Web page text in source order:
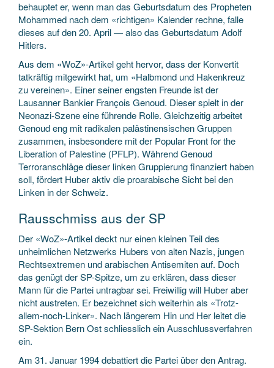
behauptet er, wenn man das Geburtsdatum des Propheten
Mohammed nach dem «richtigen» Kalender rechne, falle
dieses auf den 20. April — also das Geburtsdatum Adolf
Hitlers.
Aus dem «WoZ»-Artikel geht hervor, dass der Konvertit
tatkräftig mitgewirkt hat, um «Halbmond und Hakenkreuz
zu vereinen». Einer seiner engsten Freunde ist der
Lausanner Bankier François Genoud. Dieser spielt in der
Neonazi-Szene eine führende Rolle. Gleichzeitig arbeitet
Genoud eng mit radikalen palästinensischen Gruppen
zusammen, insbesondere mit der Popular Front for the
Liberation of Palestine (PFLP). Während Genoud
Terroranschläge dieser linken Gruppierung finanziert haben
soll, fördert Huber aktiv die proarabische Sicht bei den
Linken in der Schweiz.
Rausschmiss aus der SP
Der «WoZ»-Artikel deckt nur einen kleinen Teil des
unheimlichen Netzwerks Hubers von alten Nazis, jungen
Rechtsextremen und arabischen Antisemiten auf. Doch
das genügt der SP-Spitze, um zu erklären, dass dieser
Mann für die Partei untragbar sei. Freiwillig will Huber aber
nicht austreten. Er bezeichnet sich weiterhin als «Trotz-
allem-noch-Linker». Nach längerem Hin und Her leitet die
SP-Sektion Bern Ost schliesslich ein Ausschlussverfahren
ein.
Am 31. Januar 1994 debattiert die Partei über den Antrag.